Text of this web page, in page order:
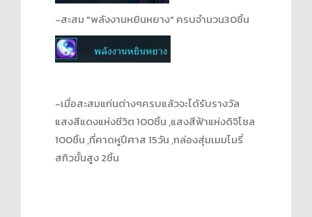
-สะสม "พลังงานหยินหยาง" ครบจำนวน30ชิ้น
-เมื่อสะสมแก่นต่างๆครบแล้วจะได้รับรางวัล
แสงสีแดงแห่งชีวิต 100ชิ้น ,แสงสีฟ้าแห่งดิจิโซล
100ชิ้น ,ที่คาดหูปีศาส 15วัน ,กล่องสุ่มเมมโมรี่
สกิวขั้นสูง 2ชิ้น